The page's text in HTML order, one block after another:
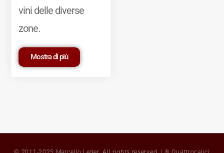
vini delle diverse
zone.
Mostra di più